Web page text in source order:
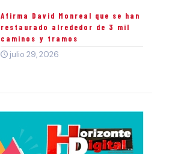
Afirma David Monreal que se han
restaurado alrededor de 3 mil
caminos y tramos
julio 29, 2026